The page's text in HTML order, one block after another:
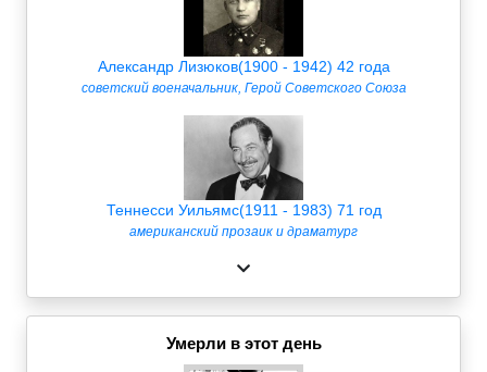
Александр Лизюков(1900 - 1942) 42 года
советский военачальник, Герой Советского Союза
Теннеcси Уильямс(1911 - 1983) 71 год
американский прозаик и драматург
Умерли в этот день